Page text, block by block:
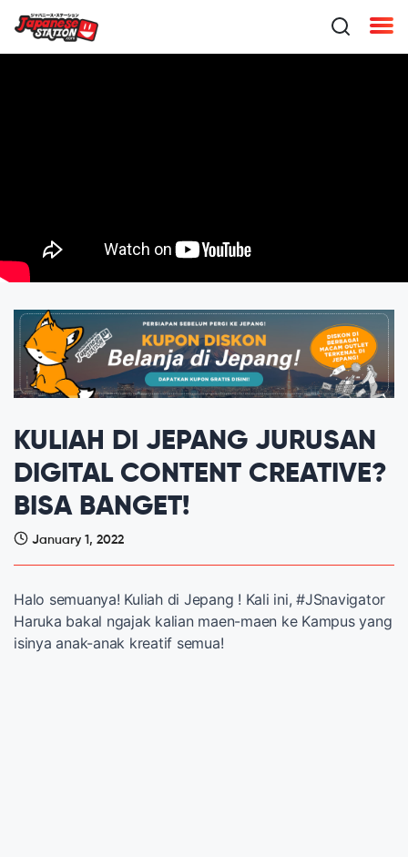
KULIAH DI JEPANG JURUSAN
DIGITAL CONTENT CREATIVE?
BISA BANGET!
January 1, 2022
Halo semuanya! Kuliah di Jepang ! Kali ini, #JSnavigator
Haruka bakal ngajak kalian maen-maen ke Kampus yang
isinya anak-anak kreatif semua!